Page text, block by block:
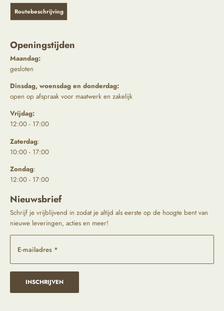
Routebeschrijving
Openingstijden
Maandag:
gesloten
Dinsdag, woensdag en donderdag:
open op afspraak voor maatwerk en zakelijk
Vrijdag:
12:00 - 17:00
Zaterdag:
10:00 - 17:00
Zondag:
12:00 - 17:00
Nieuwsbrief
Schrijf je vrijblijvend in zodat je altijd als eerste op de hoogte bent van
nieuwe leveringen, acties en meer!
E-mailadres *
INSCHRIJVEN